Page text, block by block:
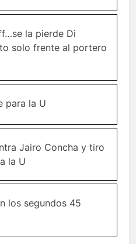
la pierde Di
solo frente al portero
para la U
Jairo Concha y tiro
la U
los segundos 45